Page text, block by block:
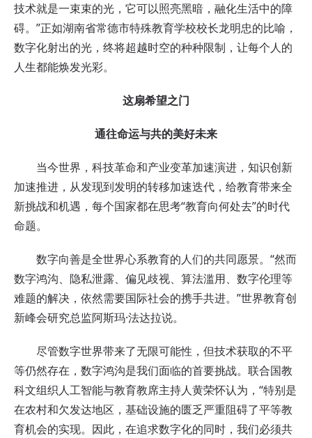
技术就是一束束的光，它可以照亮黑暗，融化生活中的障
碍。”正如湖南省常德市特殊教育学校校长龙明忠的比喻，
数字化射出的光，终将超越时空的种种限制，让每个人的
人生都能焕发光彩。
这扇希望之门
通往命运与共的美好未来
当今世界，科技革命和产业变革加速演进，知识创新
加速推进，从发现到发明的转移加速迭代，给教育带来全
新挑战和机遇，每个国家都在思考“教育向何处去”的时代
命题。
数字向善是全世界心系教育的人们的共同愿景。“然而
数字鸿沟、隐私泄露、偏见歧视、算法滥用、数字伦理等
难题的解决，依然需要国际社会的携手共进。”世界教育创
新峰会研究总监阿斯玛·法达拉说。
尽管数字世界带来了无限可能性，但技术获取的不平
等仍然存在，数字鸿沟是我们面临的首要挑战。联合国教
科文组织人工智能与教育教席主持人黄荣怀认为，“特别是
在农村和欠发达地区，基础设施的匮乏严重阻碍了平等教
育机会的实现。因此，在追求数字化的同时，我们必须共